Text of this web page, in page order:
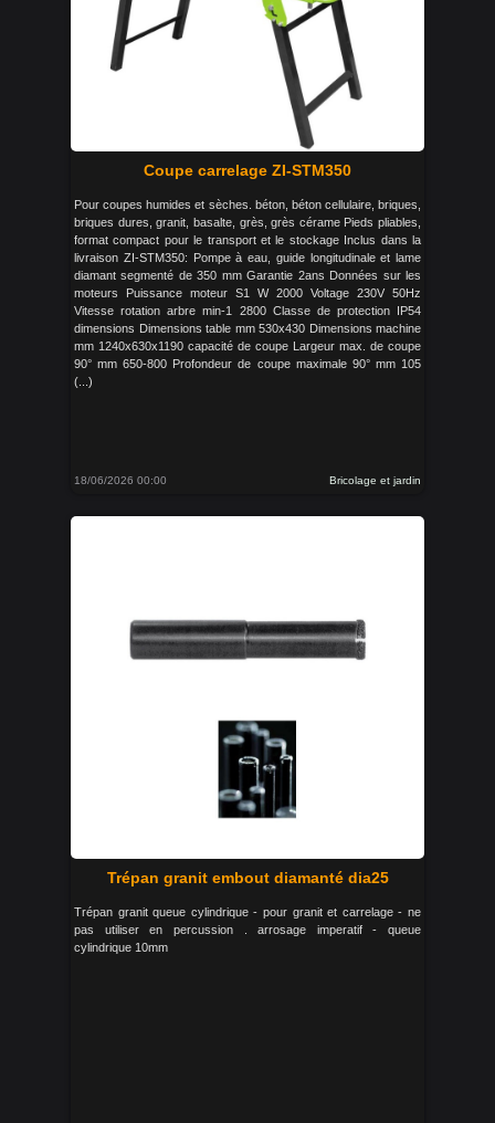
Coupe carrelage ZI-STM350
Pour coupes humides et sèches. béton, béton cellulaire, briques,
briques dures, granit, basalte, grès, grès cérame Pieds pliables,
format compact pour le transport et le stockage Inclus dans la
livraison ZI-STM350: Pompe à eau, guide longitudinale et lame
diamant segmenté de 350 mm Garantie 2ans Données sur les
moteurs Puissance moteur S1 W 2000 Voltage 230V 50Hz
Vitesse rotation arbre min-1 2800 Classe de protection IP54
dimensions Dimensions table mm 530x430 Dimensions machine
mm 1240x630x1190 capacité de coupe Largeur max. de coupe
90° mm 650-800 Profondeur de coupe maximale 90° mm 105
(...)
18/06/2026 00:00 Bricolage et jardin
Trépan granit embout diamanté dia25
Trépan granit queue cylindrique - pour granit et carrelage - ne
pas utiliser en percussion . arrosage imperatif - queue
cylindrique 10mm